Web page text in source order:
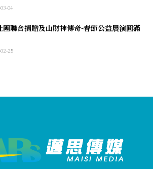
04
團聯合捐贈及山財神傳奇-春節公益展演圓滿
25